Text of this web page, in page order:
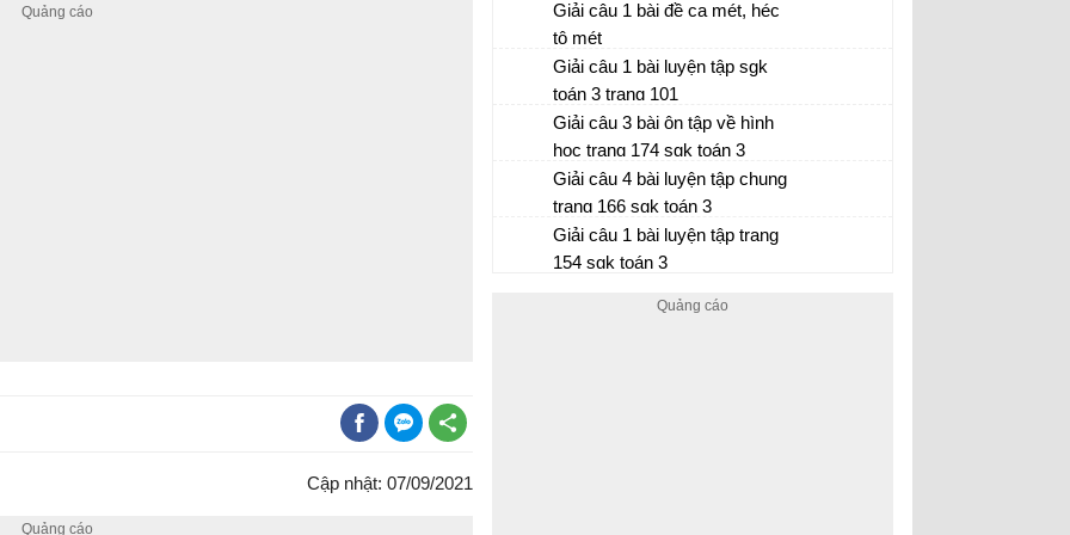
Cập nhật: 07/09/2021
Giải câu 1 bài đề ca mét, héc
tô mét
Giải câu 1 bài luyện tập sgk
toán 3 trang 101
Giải câu 3 bài ôn tập về hình
học trang 174 sgk toán 3
Giải câu 4 bài luyện tập chung
trang 166 sgk toán 3
Giải câu 1 bài luyện tập trang
154 sgk toán 3